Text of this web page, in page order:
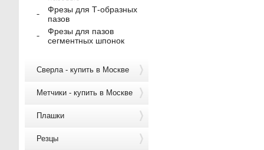
Фрезы для Т-образных
пазов
Фрезы для пазов
сегментных шпонок
Сверла - купить в Москве
Метчики - купить в Москве
Плашки
Резцы